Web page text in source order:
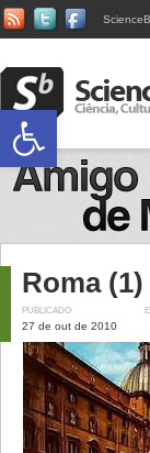
Roma (1)
PUBLICADO
27 de out de 2010
Abrir a